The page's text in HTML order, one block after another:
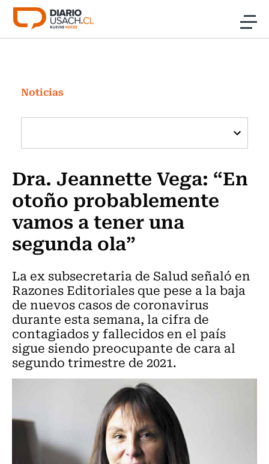
Click acá para ir directamente al contenido
Investigación
Cultura
Programas Radio y TV Usach
Noticias
Dra. Jeannette Vega: “En
otoño probablemente
vamos a tener una
segunda ola”
La ex subsecretaria de Salud señaló en
Razones Editoriales que pese a la baja
de nuevos casos de coronavirus
durante esta semana, la cifra de
contagiados y fallecidos en el país
sigue siendo preocupante de cara al
segundo trimestre de 2021.